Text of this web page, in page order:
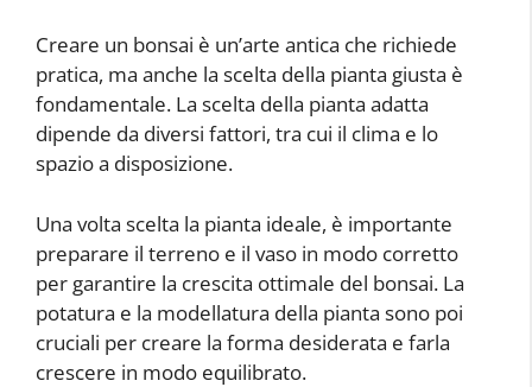
Creare un bonsai è un’arte antica che richiede
pratica, ma anche la scelta della pianta giusta è
fondamentale. La scelta della pianta adatta
dipende da diversi fattori, tra cui il clima e lo
spazio a disposizione.
Una volta scelta la pianta ideale, è importante
preparare il terreno e il vaso in modo corretto
per garantire la crescita ottimale del bonsai. La
potatura e la modellatura della pianta sono poi
cruciali per creare la forma desiderata e farla
crescere in modo equilibrato.